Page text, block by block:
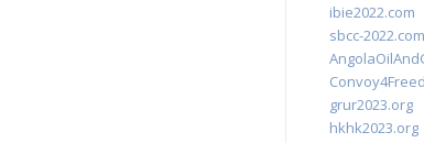
ibie2022.com
sbcc-2022.com
grur2023.org
hkhk2023.org